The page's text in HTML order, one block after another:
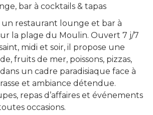
bar à cocktails & tapas
un restaurant lounge et bar à
la plage du Moulin. Ouvert 7 j/7
midi et soir, il propose une
fruits de mer, poissons, pizzas,
un cadre paradisiaque face à
et ambiance détendue.
repas d’affaires et événements
occasions.